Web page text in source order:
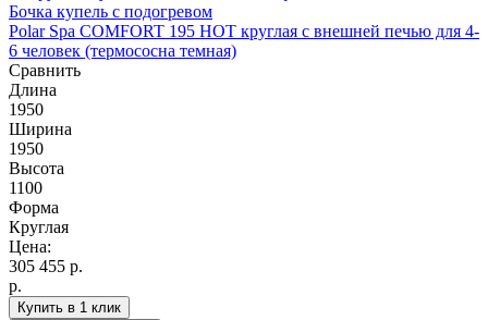
Бочка купель с подогревом
Polar Spa COMFORT 195 HOT круглая с внешней печью для 4-
6 человек (термососна темная)
Сравнить
Длина
1950
Ширина
1950
Высота
1100
Форма
Круглая
Цена:
305 455 р.
р.
Купить в 1 клик